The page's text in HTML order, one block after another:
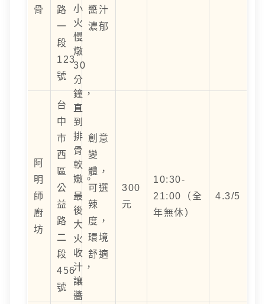
小
火
慢
燉
30
分
鐘，
直
到
排
骨
軟
嫩。
最
後
大
火
收
汁，
讓
醬
骨
路
一
段
123
號
醬汁
濃郁
阿
明
師
廚
坊
台
中
市
西
區
公
益
路
二
段
456
號
創意
變
體，
可選
辣
度，
環境
舒適
300
元
10:30-
21:00（全
年無休）
4.3/5